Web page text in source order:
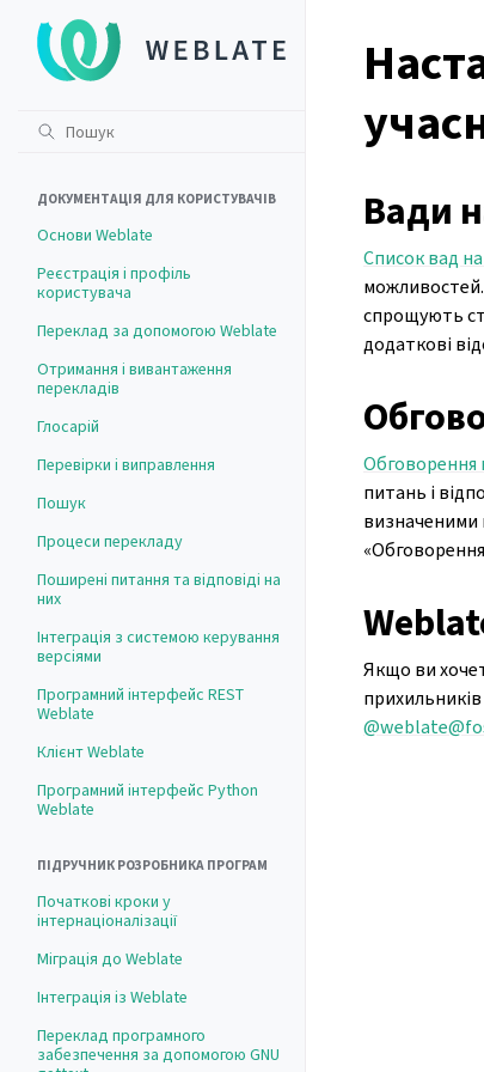
ДОКУМЕНТАЦІЯ ДЛЯ КОРИСТУВАЧІВ
Основи Weblate
Реєстрація і профіль
користувача
Переклад за допомогою Weblate
Отримання і вивантаження
перекладів
Глосарій
Перевірки і виправлення
Пошук
Процеси перекладу
Поширені питання та відповіді на
них
Інтеграція з системою керування
версіями
Програмний інтерфейс REST
Weblate
Клієнт Weblate
Програмний інтерфейс Python
Weblate
ПІДРУЧНИК РОЗРОБНИКА ПРОГРАМ
Початкові кроки у
інтернаціоналізації
Міграція до Weblate
Інтеграція із Weblate
Переклад програмного
забезпечення за допомогою GNU
Вади
Список вад
спрощують
додаткові
Обговорення
питань і
визначеними
Якщо ви